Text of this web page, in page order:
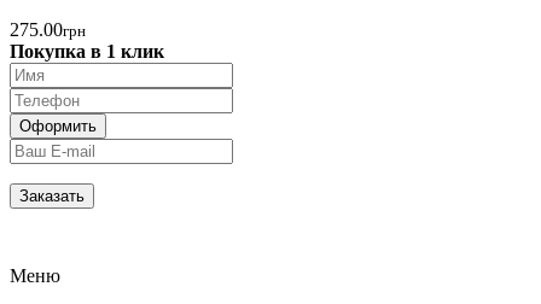
275.00грн
Покупка в 1 клик
Меню